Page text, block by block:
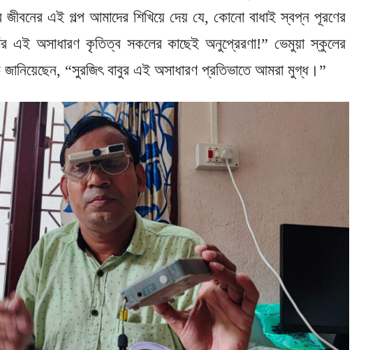
জীবনের এই গল্প আমাদের শিখিয়ে দেয় যে, কোনো বাধাই স্বপ্ন পূরণের
এই অসাধারণ কৃতিত্ব সকলের কাছেই অনুপ্রেরণা!” ভেমুয়া স্কুলের
জানিয়েছেন, “সুরজিৎ বাবুর এই অসাধারণ প্রতিভাতে আমরা মুগ্ধ।”